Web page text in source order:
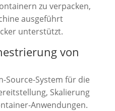
zu verpacken,
ausgeführt
unterstützt.
von
Source-System für die
Skalierung
Anwendungen.